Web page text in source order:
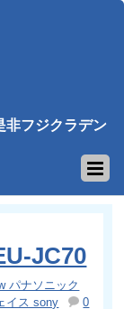
非フジクラデン
JC70
パナソニック
イス sony
0